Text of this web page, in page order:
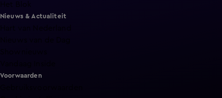
Het Blok
Nieuws & Actualiteit
Voorwaarden